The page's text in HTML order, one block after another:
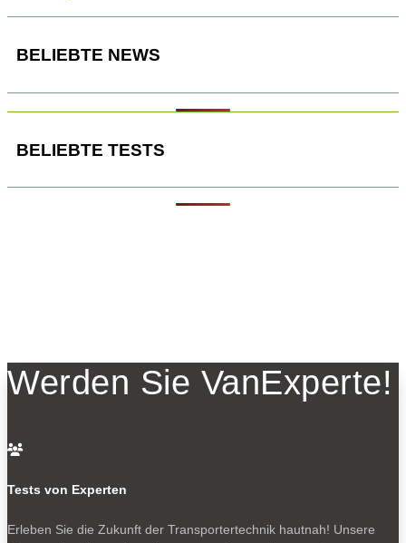
BELIEBTE NEWS
BELIEBTE TESTS
Werden Sie VanExperte!

Tests von Experten
Erleben Sie die Zukunft der Transportertechnik hautnah! Unsere